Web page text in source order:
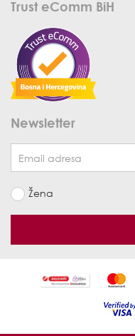
Trust eComm BiH
Newsletter
Žena